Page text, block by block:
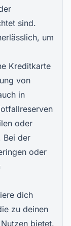
sind.
um
Kreditkarte
von
in
oder
Bei der
oder
dich
zu deinen
bietet.